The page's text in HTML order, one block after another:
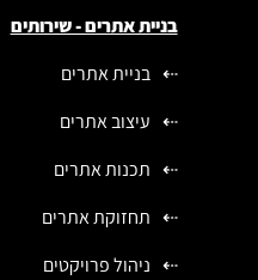
בניית אתרים - שירותים
בניית אתרים
עיצוב אתרים
תכנות אתרים
תחזוקת אתרים
ניהול פרויקטים